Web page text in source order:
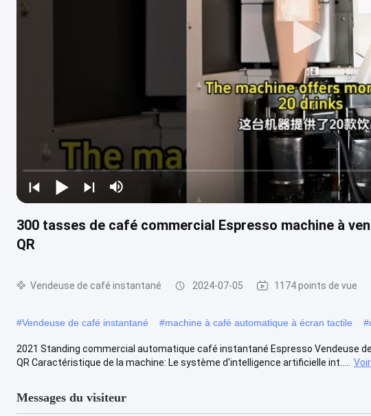
300 tasses de café commercial Espresso machine à
QR
Vendeuse de café instantané 2024-07-05 1174 points de vue
#Vendeuse de café instantané #machine à café automatique à écran tactile #
2021 Standing commercial automatique café instantané Espresso Vendeuse
QR Caractéristique de la machine: Le système d'intelligence artificielle int.....
Messages du visiteur